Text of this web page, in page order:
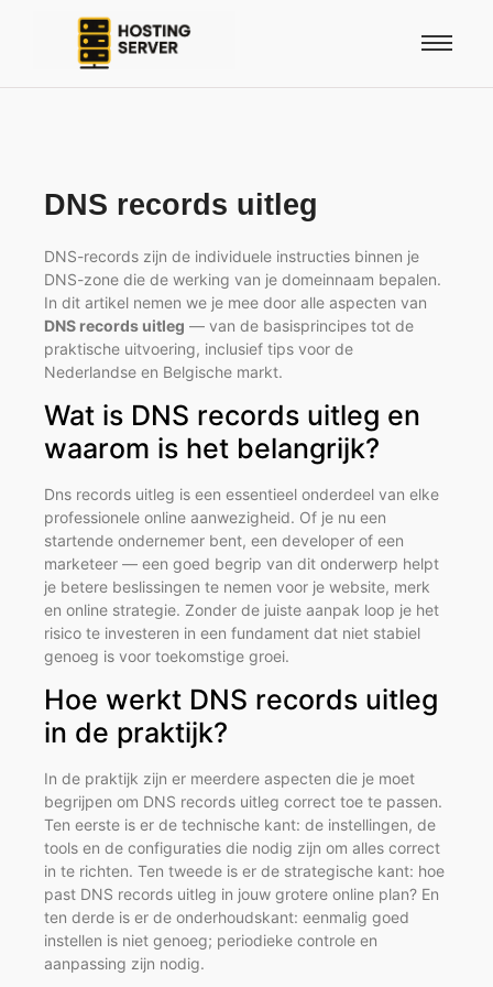
DNS records uitleg
DNS-records zijn de individuele instructies binnen je
DNS-zone die de werking van je domeinnaam bepalen.
In dit artikel nemen we je mee door alle aspecten van
DNS records uitleg — van de basisprincipes tot de
praktische uitvoering, inclusief tips voor de
Nederlandse en Belgische markt.
Wat is DNS records uitleg en
waarom is het belangrijk?
Dns records uitleg is een essentieel onderdeel van elke
professionele online aanwezigheid. Of je nu een
startende ondernemer bent, een developer of een
marketeer — een goed begrip van dit onderwerp helpt
je betere beslissingen te nemen voor je website, merk
en online strategie. Zonder de juiste aanpak loop je het
risico te investeren in een fundament dat niet stabiel
genoeg is voor toekomstige groei.
Hoe werkt DNS records uitleg
in de praktijk?
In de praktijk zijn er meerdere aspecten die je moet
begrijpen om DNS records uitleg correct toe te passen.
Ten eerste is er de technische kant: de instellingen, de
tools en de configuraties die nodig zijn om alles correct
in te richten. Ten tweede is er de strategische kant: hoe
past DNS records uitleg in jouw grotere online plan? En
ten derde is er de onderhoudskant: eenmalig goed
instellen is niet genoeg; periodieke controle en
aanpassing zijn nodig.